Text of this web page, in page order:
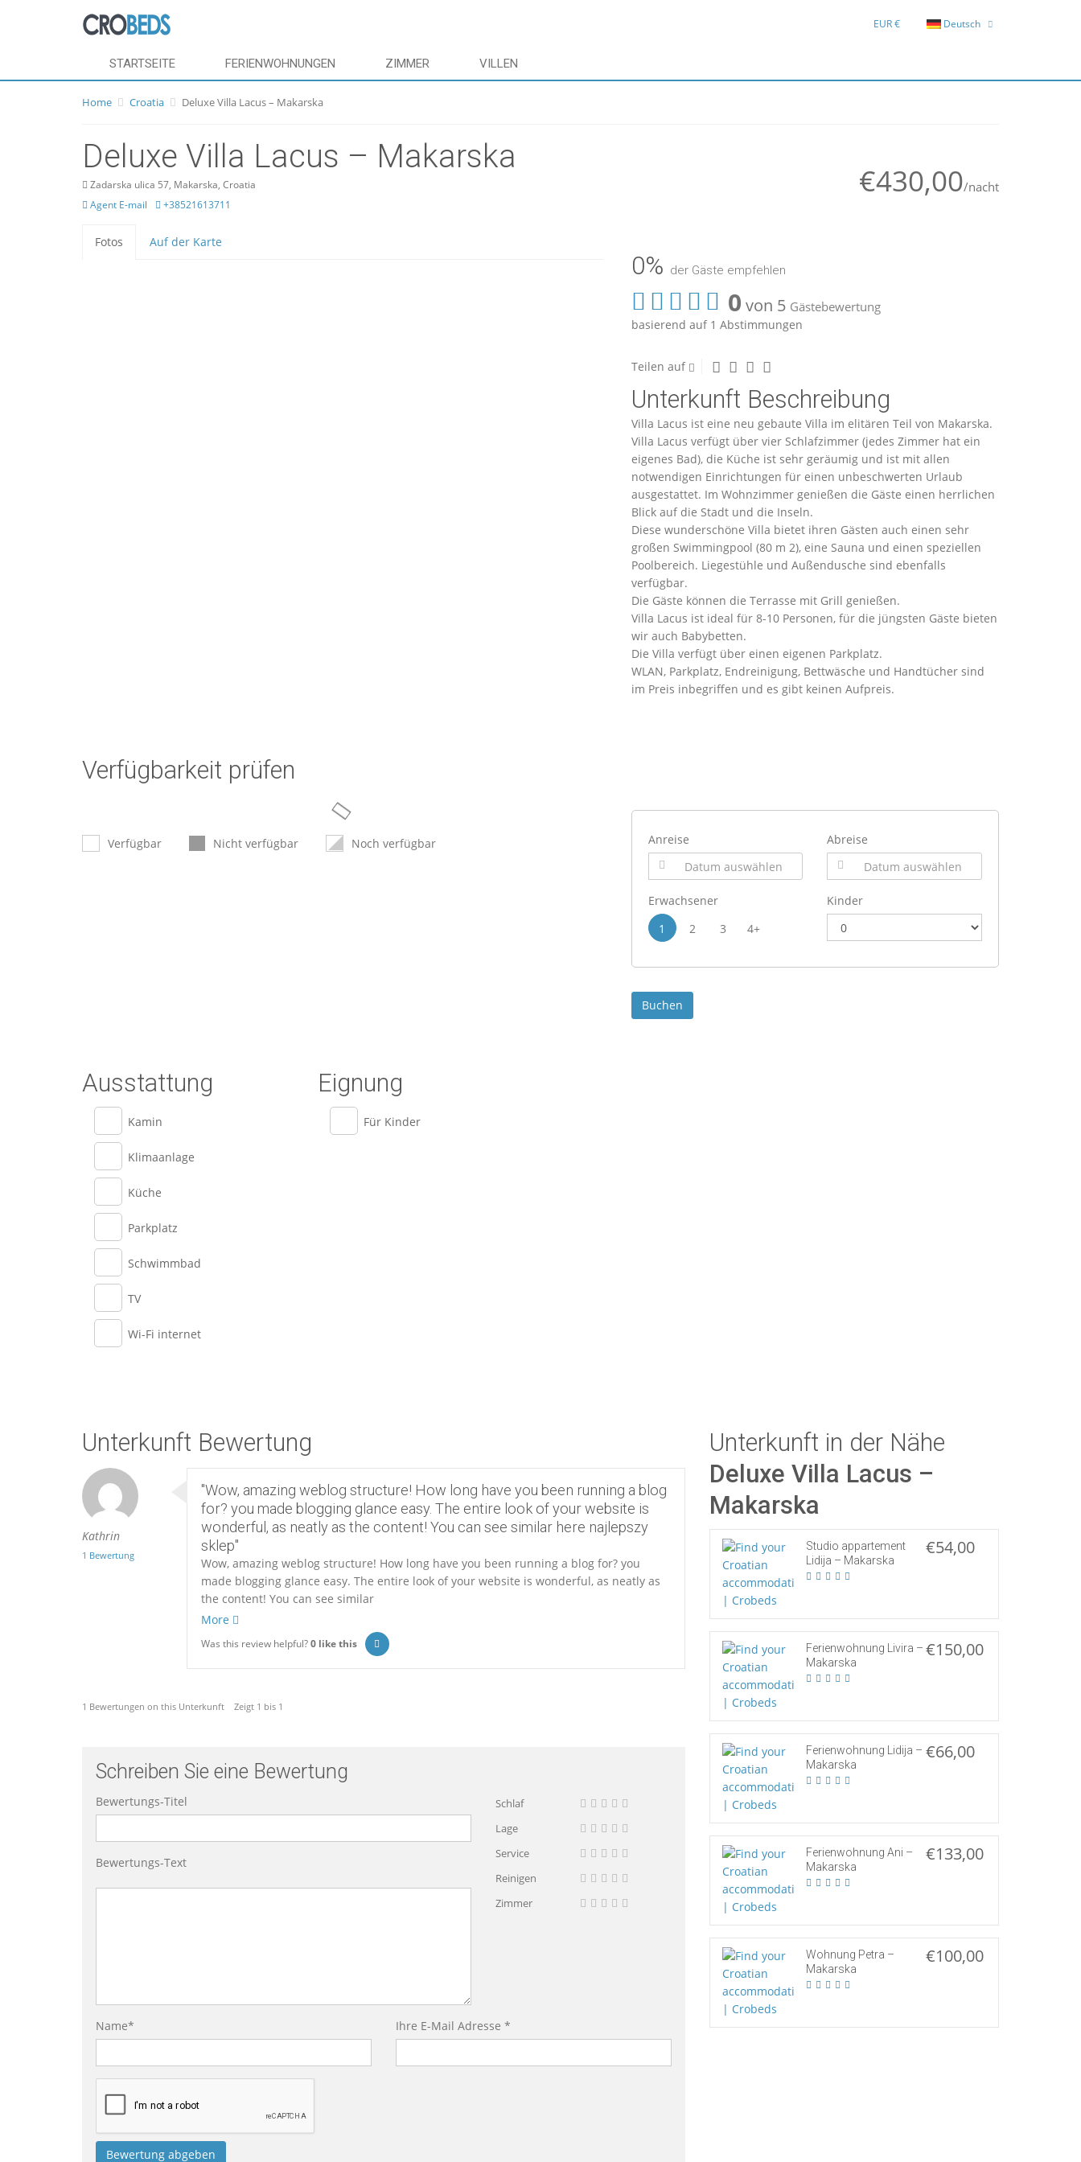
EUR € Deutsch
STARTSEITE FERIENWOHNUNGEN ZIMMER VILLEN
Home Croatia Deluxe Villa Lacus – Makarska
Deluxe Villa Lacus – Makarska
Zadarska ulica 57, Makarska, Croatia
Agent E-mail
+38521613711
€430,00/nacht
Fotos Auf der Karte
0% der Gäste empfehlen
0 von 5 Gästebewertung
basierend auf 1 Abstimmungen
Teilen auf
Unterkunft Beschreibung
Villa Lacus ist eine neu gebaute Villa im elitären Teil von Makarska.
Villa Lacus verfügt über vier Schlafzimmer (jedes Zimmer hat ein
eigenes Bad), die Küche ist sehr geräumig und ist mit allen
notwendigen Einrichtungen für einen unbeschwerten Urlaub
ausgestattet. Im Wohnzimmer genießen die Gäste einen herrlichen
Blick auf die Stadt und die Inseln.
Diese wunderschöne Villa bietet ihren Gästen auch einen sehr
großen Swimmingpool (80 m 2), eine Sauna und einen speziellen
Poolbereich. Liegestühle und Außendusche sind ebenfalls
verfügbar.
Die Gäste können die Terrasse mit Grill genießen.
Villa Lacus ist ideal für 8-10 Personen, für die jüngsten Gäste bieten
wir auch Babybetten.
Die Villa verfügt über einen eigenen Parkplatz.
WLAN, Parkplatz, Endreinigung, Bettwäsche und Handtücher sind
im Preis inbegriffen und es gibt keinen Aufpreis.
Verfügbarkeit prüfen
Verfügbar Nicht verfügbar Noch verfügbar Anreise Abreise
Erwachsener
1
2 3 4+
Kinder
Ausstattung
Kamin
Klimaanlage
Küche
Parkplatz
Schwimmbad
TV
Wi-Fi internet
Eignung
Für Kinder
Unterkunft Bewertung
Kathrin
1 Bewertung
"Wow, amazing weblog structure! How long have you been running a blog
for? you made blogging glance easy. The entire look of your website is
wonderful, as neatly as the content! You can see similar here najlepszy
sklep"
Wow, amazing weblog structure! How long have you been running a blog for? you
made blogging glance easy. The entire look of your website is wonderful, as neatly as
the content! You can see similar
More
Was this review helpful?0like this
1 Bewertungen on this Unterkunft Zeigt 1 bis 1
Schreiben Sie eine Bewertung
Bewertungs-Titel
Bewertungs-Text
Schlaf
Lage
Service
Reinigen
Zimmer
Name* Ihre E-Mail Adresse *
Unterkunft in der Nähe
Deluxe Villa Lacus –
Makarska
Studio appartement
Lidija – Makarska
€54,00
Ferienwohnung Livira –
Makarska
€150,00
Ferienwohnung Lidija –
Makarska
€66,00
Ferienwohnung Ani –
Makarska
€133,00
Wohnung Petra –
Makarska
€100,00